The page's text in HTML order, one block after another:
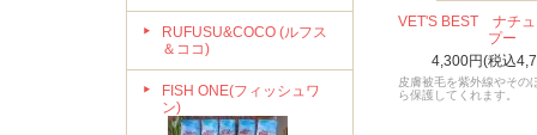
RUFUSU&COCO (ルフス
＆ココ)
FISH ONE(フィッシュワ
ン)
VET'S BEST ナチュ
プー
4,300円(税込
皮膚被毛を紫外線やその
ら保護してくれます。